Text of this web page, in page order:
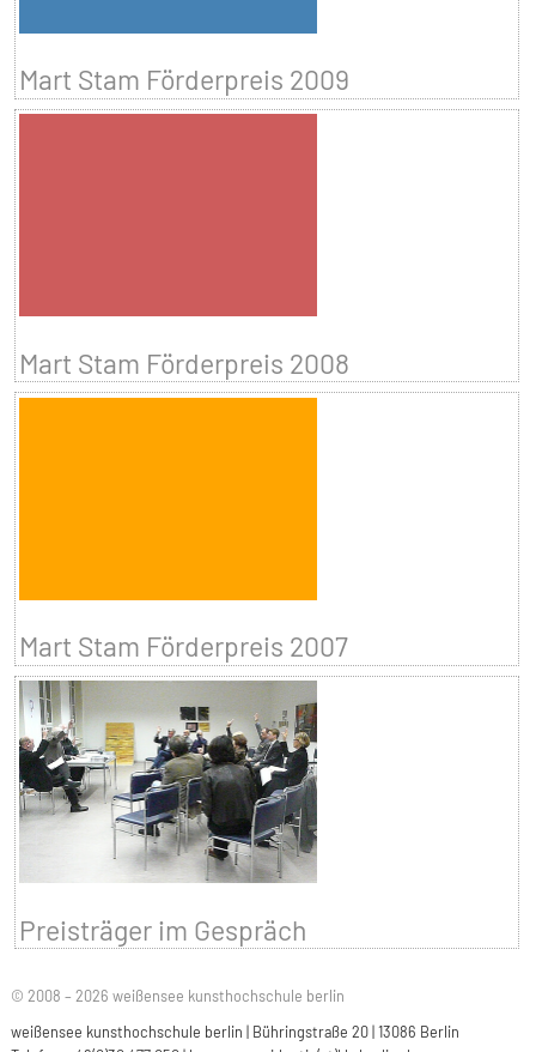
Mart Stam Förderpreis 2009
Mart Stam Förderpreis 2008
Mart Stam Förderpreis 2007
Preisträger im Gespräch
© 2008 – 2026 weißensee kunsthochschule berlin
weißensee kunsthochschule berlin | Bühringstraße 20 | 13086 Berlin